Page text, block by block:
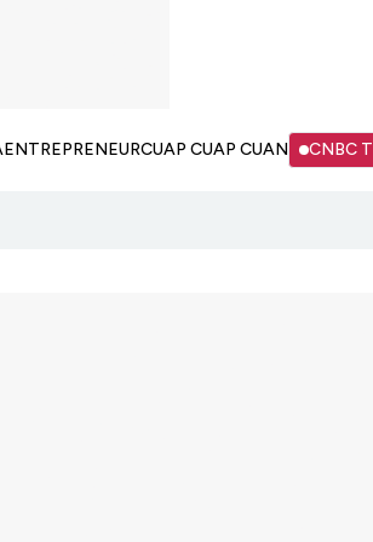
ENTREPRENEURCUAP CUAP CUAN CNBC